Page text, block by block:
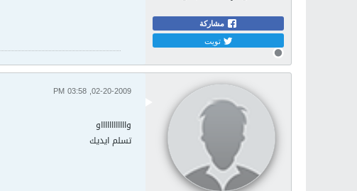
مشاركة
تويت
02-20-2009, 03:58 PM
وااااااااااااو
تسلم ايديك